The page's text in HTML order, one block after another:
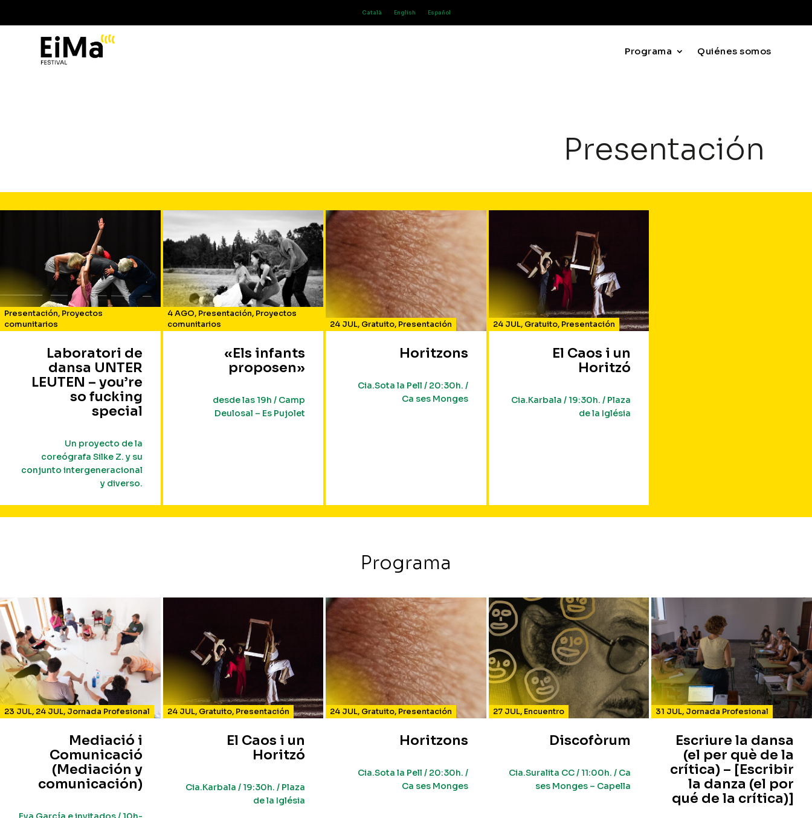
Català English Español
Programa Quiénes somos
Presentación
Presentación, Proyectos
comunitarios
Laboratori de
dansa UNTER
LEUTEN – you’re
so fucking
special
Un proyecto de la
coreógrafa Silke Z. y su
conjunto intergeneracional
y diverso.
4 AGO, Presentación, Proyectos
comunitarios
«Els infants
proposen»
desde las 19h / Camp
Deulosal – Es Pujolet
24 JUL, Gratuito, Presentación
Horitzons
Cia.Sota la Pell / 20:30h. /
Ca ses Monges
24 JUL, Gratuito, Presentación
El Caos i un
Horitzó
Cia.Karbala / 19:30h. / Plaza
de la Iglésia
Programa
23 JUL, 24 JUL, Jornada Profesional
Mediació i
Comunicació
(Mediación y
comunicación)
24 JUL, Gratuito, Presentación
El Caos i un
Horitzó
Cia.Karbala / 19:30h. / Plaza
de la Iglésia
24 JUL, Gratuito, Presentación
Horitzons
Cia.Sota la Pell / 20:30h. /
Ca ses Monges
27 JUL, Encuentro
Discofòrum
Cia.Suralita CC / 11:00h. / Ca
ses Monges – Capella
31 JUL, Jornada Profesional
Escriure la dansa
(el per què de la
crítica) – [Escribir
la danza (el por
qué de la crítica)]